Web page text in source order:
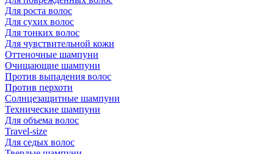
Для роста волос
Для сухих волос
Для тонких волос
Для чувствительной кожи
Оттеночные шампуни
Очищающие шампуни
Против выпадения волос
Против перхоти
Солнцезащитные шампуни
Технические шампуни
Для объема волос
Travel-size
Для седых волос